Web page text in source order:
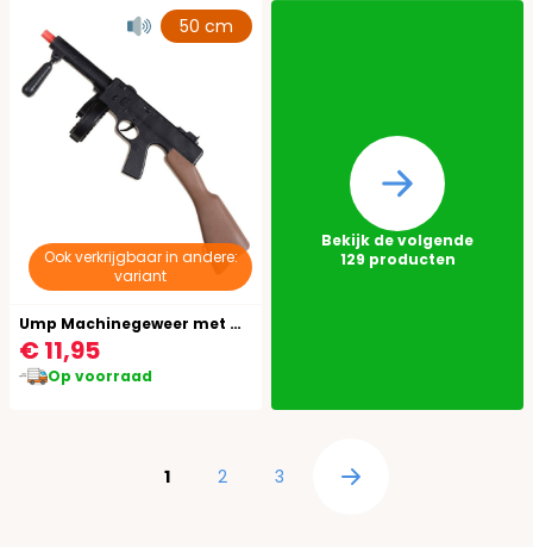
Ook verkrijgbaar in andere:
variant
50 cm
Ump Machinegeweer met Geluid
€ 11,95
Op voorraad
Bekijk de volgende
129 producten
U lees momenteel pagina
1 Pagina
2 Pagina
3 Pagina